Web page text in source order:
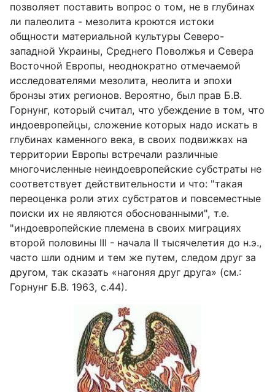
позволяет поставить вопрос о том, не в глубинах
ли палеолита - мезолита кроются истоки
общности материальной культуры Северо-
западной Украины, Среднего Поволжья и Севера
Восточной Европы, неоднократно отмечаемой
исследователями мезолита, неолита и эпохи
бронзы этих регионов. Вероятно, был прав Б.В.
Горнунг, который считал, что убеждение в том, что
индоевропейцы, сложение которых надо искать в
глубинах каменного века, в своих подвижках на
территории Европы встречали различные
многочисленные неиндоевропейские субстраты не
соответствует действительности и что: "такая
переоценка роли этих субстратов и повсеместные
поиски их не являются обоснованными", т.е.
"индоевропейские племена в своих миграциях
второй половины III - начала II тысячелетия до н.э.,
часто шли одним и тем же путем, следом друг за
другом, так сказать «нагоняя друг друга» (см.:
Горнунг Б.В. 1963, с.44).